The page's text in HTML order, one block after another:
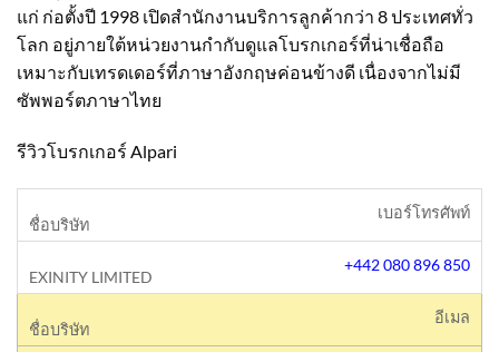
แก่ ก่อตั้งปี 1998 เปิดสำนักงานบริการลูกค้ากว่า 8 ประเทศทั่ว
โลก อยู่ภายใต้หน่วยงานกำกับดูแลโบรกเกอร์ที่น่าเชื่อถือ
เหมาะกับเทรดเดอร์ที่ภาษาอังกฤษค่อนข้างดี เนื่องจากไม่มี
ซัพพอร์ตภาษาไทย
รีวิวโบรกเกอร์ Alpari
เบอร์โทรศัพท์
+442 080 896 850
อีเมล